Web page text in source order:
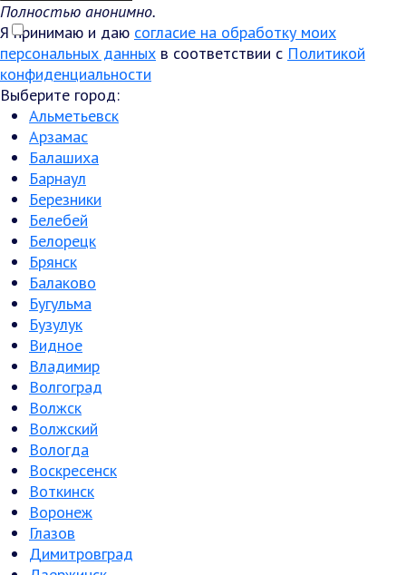
Полностью анонимно.
Я принимаю и даю согласие на обработку моих
персональных данных в соответствии с Политикой
конфиденциальности
Выберите город:
Альметьевск
Арзамас
Балашиха
Барнаул
Березники
Белебей
Белорецк
Брянск
Балаково
Бугульма
Бузулук
Видное
Владимир
Волгоград
Волжск
Волжский
Вологда
Воскресенск
Воткинск
Воронеж
Глазов
Димитровград